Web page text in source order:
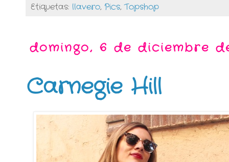
Etiquetas: llavero, Pics,Topshop
domingo, 6 de diciembre
Carnegie Hill